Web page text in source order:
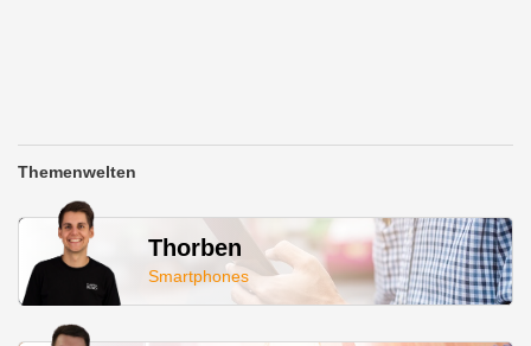
Themenwelten
Thorben
Smartphones